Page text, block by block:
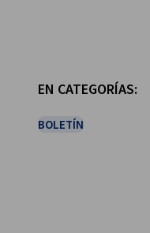
EN CATEGORÍAS:
BOLETÍN